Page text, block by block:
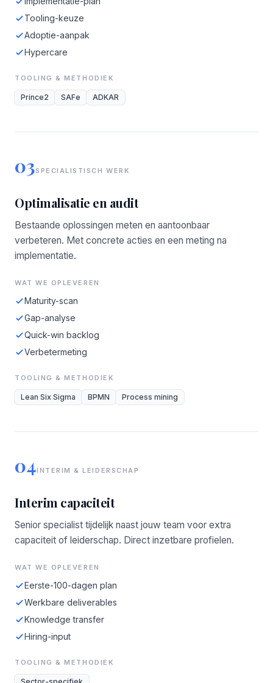
Tooling-keuze
Adoptie-aanpak
Hypercare
TOOLING & METHODIEK
Prince2 SAFe ADKAR
03SPECIALISTISCH WERK
Optimalisatie en audit
Bestaande oplossingen meten en aantoonbaar
verbeteren. Met concrete acties en een meting na
implementatie.
WAT WE OPLEVEREN
Maturity-scan
Gap-analyse
Quick-win backlog
Verbetermeting
TOOLING & METHODIEK
Lean Six Sigma BPMN Process mining
04INTERIM & LEIDERSCHAP
Interim capaciteit
Senior specialist tijdelijk naast jouw team voor extra
capaciteit of leiderschap. Direct inzetbare profielen.
WAT WE OPLEVEREN
Eerste-100-dagen plan
Werkbare deliverables
Knowledge transfer
Hiring-input
TOOLING & METHODIEK